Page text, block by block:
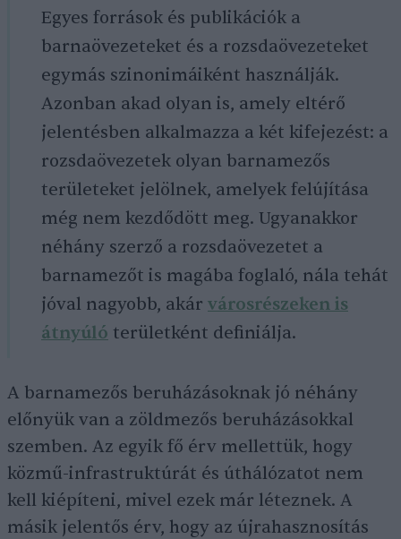
Egyes források és publikációk a
barnaövezeteket és a rozsdaövezeteket
egymás szinonimáiként használják.
Azonban akad olyan is, amely eltérő
jelentésben alkalmazza a két kifejezést: a
rozsdaövezetek olyan barnamezős
területeket jelölnek, amelyek felújítása
még nem kezdődött meg. Ugyanakkor
néhány szerző a rozsdaövezetet a
barnamezőt is magába foglaló, nála tehát
jóval nagyobb, akár városrészeken is
átnyúló területként definiálja.
A barnamezős beruházásoknak jó néhány
előnyük van a zöldmezős beruházásokkal
szemben. Az egyik fő érv mellettük, hogy
közmű-infrastruktúrát és úthálózatot nem
kell kiépíteni, mivel ezek már léteznek. A
másik jelentős érv, hogy az újrahasznosítás